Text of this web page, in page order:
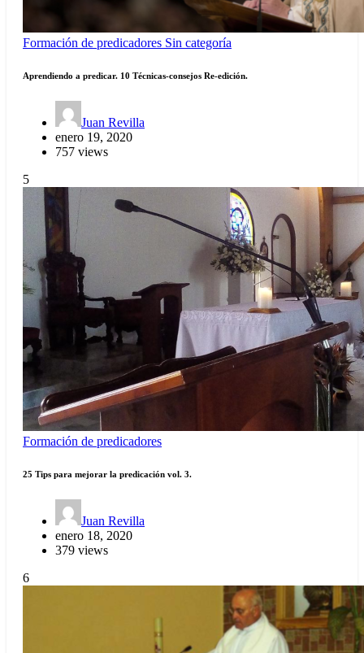
Formación de predicadores Sin categoría
Aprendiendo a predicar. 10 Técnicas-consejos Re-edición.
Juan Revilla
enero 19, 2020
757 views
5
Formación de predicadores
25 Tips para mejorar la predicación vol. 3.
Juan Revilla
enero 18, 2020
379 views
6